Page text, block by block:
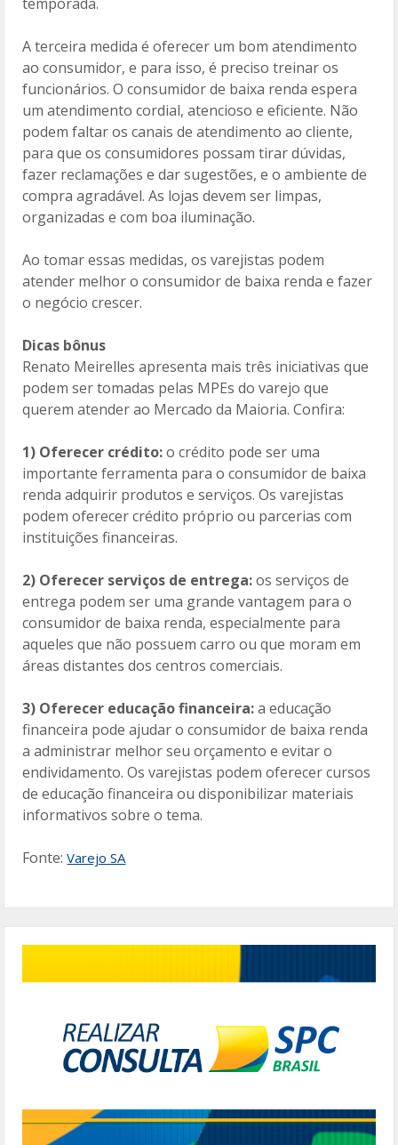
A terceira medida é oferecer um bom atendimento
ao consumidor, e para isso, é preciso treinar os
funcionários. O consumidor de baixa renda espera
um atendimento cordial, atencioso e eficiente. Não
podem faltar os canais de atendimento ao cliente,
para que os consumidores possam tirar dúvidas,
fazer reclamações e dar sugestões, e o ambiente de
compra agradável. As lojas devem ser limpas,
organizadas e com boa iluminação.
Ao tomar essas medidas, os varejistas podem
atender melhor o consumidor de baixa renda e fazer
o negócio crescer.
Dicas bônus
Renato Meirelles apresenta mais três iniciativas que
podem ser tomadas pelas MPEs do varejo que
querem atender ao Mercado da Maioria. Confira:
1) Oferecer crédito:o crédito pode ser uma
importante ferramenta para o consumidor de baixa
renda adquirir produtos e serviços. Os varejistas
podem oferecer crédito próprio ou parcerias com
instituições financeiras.
2) Oferecer serviços de entrega:os serviços de
entrega podem ser uma grande vantagem para o
consumidor de baixa renda, especialmente para
aqueles que não possuem carro ou que moram em
áreas distantes dos centros comerciais.
3) Oferecer educação financeira:a educação
financeira pode ajudar o consumidor de baixa renda
a administrar melhor seu orçamento e evitar o
endividamento. Os varejistas podem oferecer cursos
de educação financeira ou disponibilizar materiais
informativos sobre o tema.
Fonte:Varejo SA